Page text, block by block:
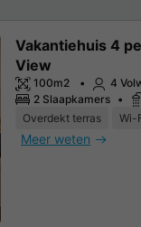
Vakantiehuis 4
View
100m2
4
2 Slaapkamers
Overdekt terras
Wi-
Meer weten